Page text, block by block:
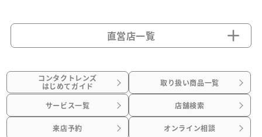
直営店一覧
コンタクトレンズ
はじめてガイド 取り扱い商品一覧
サービス一覧 店舗検索
来店予約 オンライン相談